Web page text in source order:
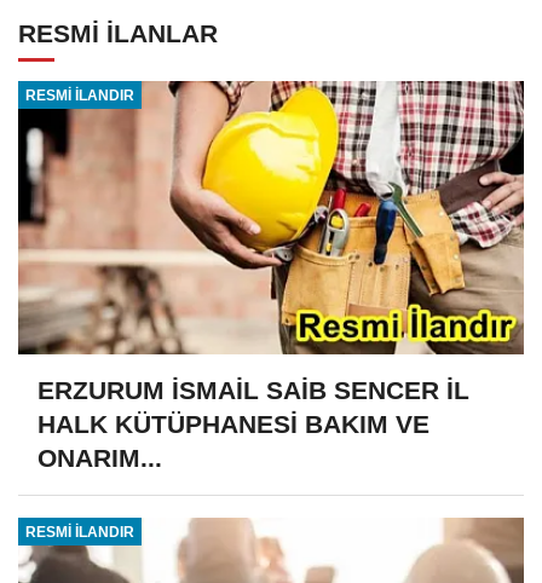
RESMİ İLANLAR
RESMİ İLANDIR
ERZURUM İSMAİL SAİB SENCER İL
HALK KÜTÜPHANESİ BAKIM VE
ONARIM...
RESMİ İLANDIR